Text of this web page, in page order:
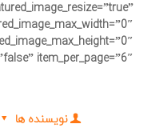
item_per_page=”6″]
نویسنده ها